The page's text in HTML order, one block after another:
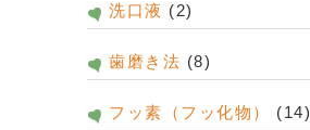
洗口液 (2)
歯磨き法 (8)
フッ素（フッ化物） (14)